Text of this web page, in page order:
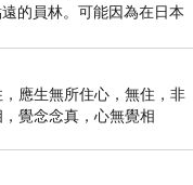
的員林。可能因為在日本
班時，心裡沒有一
應生無所住心，無住，非
覺念念真，心無覺相